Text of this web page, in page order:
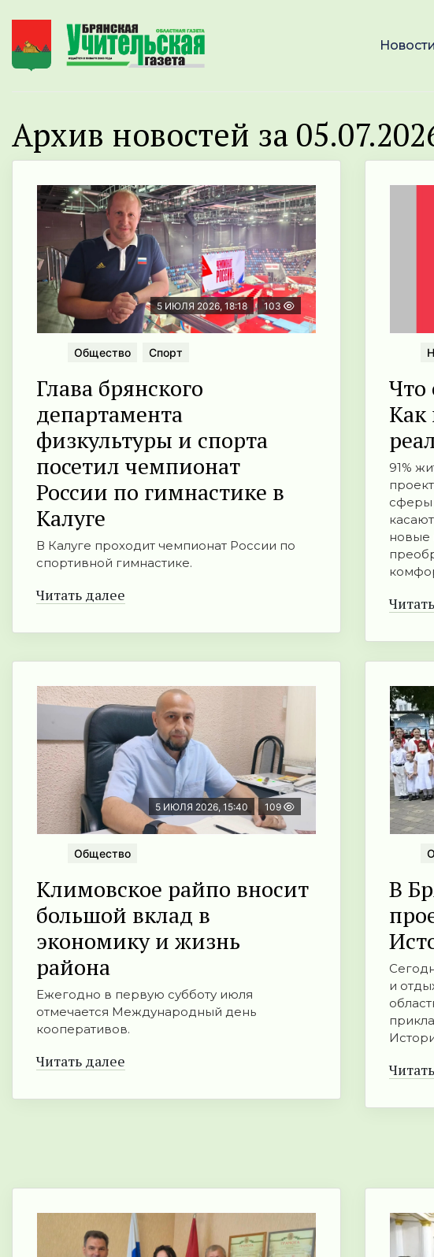
Новости
Архив новостей за
5 ИЮЛЯ 2026, 18:18 103
Общество Спорт
Глава брянского
департамента
физкультуры и спорта
посетил чемпионат
России по гимнастике в
Калуге
В Калуге проходит чемпионат России по
спортивной гимнастике.
Читать далее
Что
91%
сферы
новые
5 ИЮЛЯ 2026, 15:40 109
Общество
Климовское райпо вносит
большой вклад в
экономику и жизнь
района
Ежегодно в первую субботу июля
отмечается Международный день
кооперативов.
Читать далее
В
и